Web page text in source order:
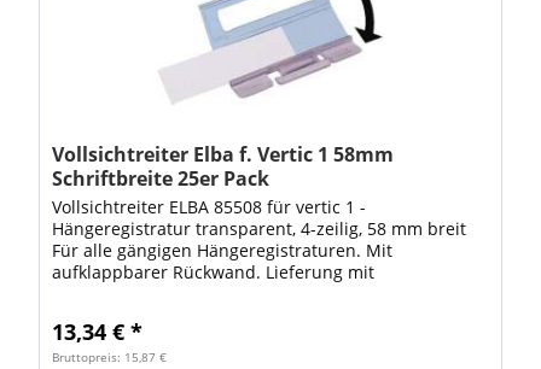
Vollsichtreiter Elba f. Vertic 1 58mm
Schriftbreite 25er Pack
Vollsichtreiter ELBA 85508 für vertic 1 -
Hängeregistratur transparent, 4-zeilig, 58 mm breit
Für alle gängigen Hängeregistraturen. Mit
aufklappbarer Rückwand. Lieferung mit
13,34 € *
Bruttopreis: 15,87 €